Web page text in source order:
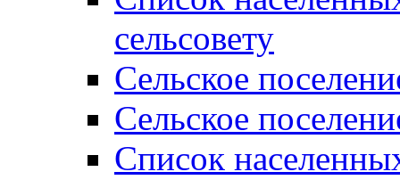
сельсовету
Сельское
Сельское
Список